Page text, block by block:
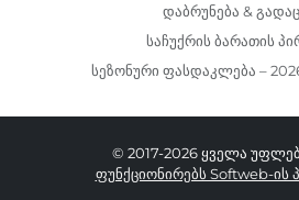
დაბრუნება &
საჩუქრის ბარათის
სეზონური ფასდაკლება –
© 2017-2026 ყველა
ფუნქციონირებს Softweb-